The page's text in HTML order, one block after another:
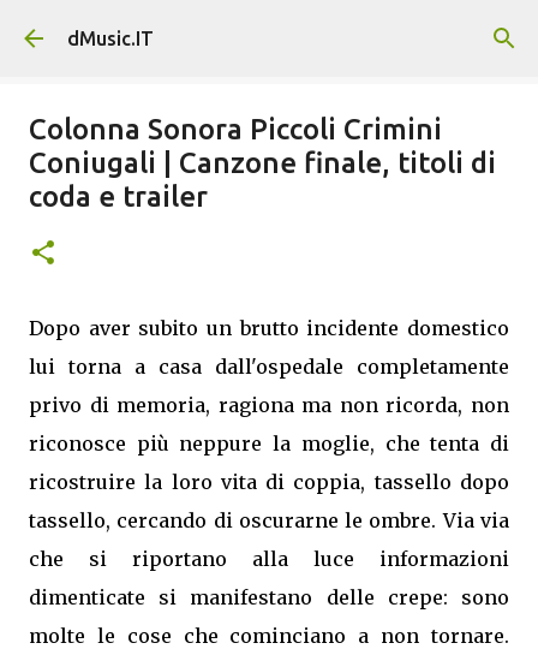
Passa ai contenuti principali
dMusic.IT
Colonna Sonora Piccoli Crimini
Coniugali | Canzone finale, titoli di
coda e trailer
Dopo aver subito un brutto incidente domestico
lui torna a casa dall'ospedale completamente
privo di memoria, ragiona ma non ricorda, non
riconosce più neppure la moglie, che tenta di
ricostruire la loro vita di coppia, tassello dopo
tassello, cercando di oscurarne le ombre. Via via
che si riportano alla luce informazioni
dimenticate si manifestano delle crepe: sono
molte le cose che cominciano a non tornare.